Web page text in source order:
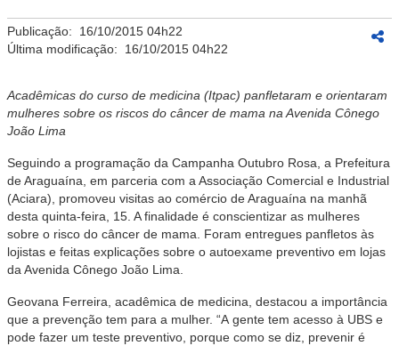
Publicação: 16/10/2015 04h22
Última modificação: 16/10/2015 04h22
Acadêmicas do curso de medicina (Itpac) panfletaram e orientaram
mulheres sobre os riscos do câncer de mama na Avenida Cônego
João Lima
Seguindo a programação da Campanha Outubro Rosa, a Prefeitura
de Araguaína, em parceria com a Associação Comercial e Industrial
(Aciara), promoveu visitas ao comércio de Araguaína na manhã
desta quinta-feira, 15. A finalidade é conscientizar as mulheres
sobre o risco do câncer de mama. Foram entregues panfletos às
lojistas e feitas explicações sobre o autoexame preventivo em lojas
da Avenida Cônego João Lima.
Geovana Ferreira, acadêmica de medicina, destacou a importância
que a prevenção tem para a mulher. “A gente tem acesso à UBS e
pode fazer um teste preventivo, porque como se diz, prevenir é